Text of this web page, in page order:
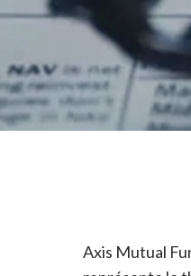
Axis Mutual